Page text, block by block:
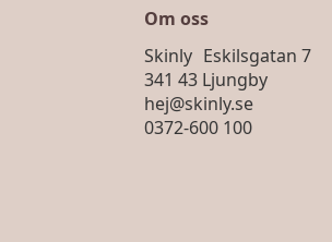
Om oss
Skinly Eskilsgatan 7
341 43 Ljungby
hej@skinly.se
0372-600 100